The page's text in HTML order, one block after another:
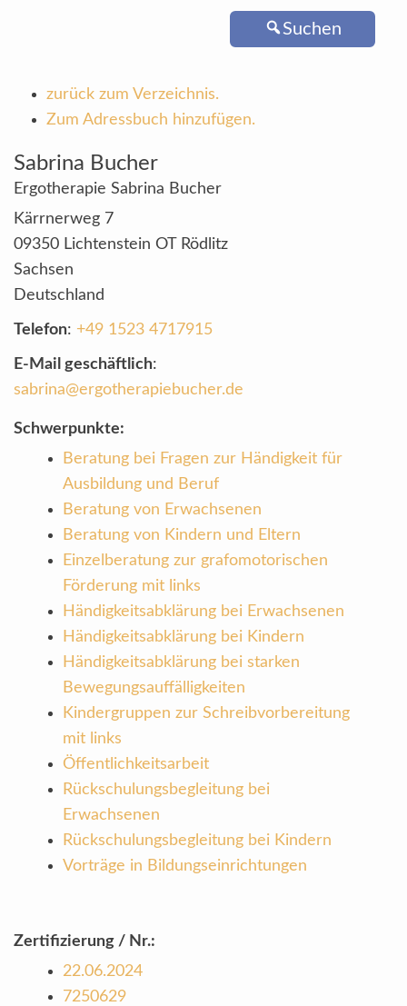
Suchen
zurück zum Verzeichnis.
Zum Adressbuch hinzufügen.
Sabrina Bucher
Ergotherapie Sabrina Bucher
Kärrnerweg 7
09350 Lichtenstein OT Rödlitz
Sachsen
Deutschland
Telefon: +49 1523 4717915
E-Mail geschäftlich:
sabrina@ergotherapiebucher.de
Schwerpunkte:
Beratung bei Fragen zur Händigkeit für
Ausbildung und Beruf
Beratung von Erwachsenen
Beratung von Kindern und Eltern
Einzelberatung zur grafomotorischen
Förderung mit links
Händigkeitsabklärung bei Erwachsenen
Händigkeitsabklärung bei Kindern
Händigkeitsabklärung bei starken
Bewegungsauffälligkeiten
Kindergruppen zur Schreibvorbereitung
mit links
Öffentlichkeitsarbeit
Rückschulungsbegleitung bei
Erwachsenen
Rückschulungsbegleitung bei Kindern
Vorträge in Bildungseinrichtungen
Zertifizierung / Nr.:
22.06.2024
7250629